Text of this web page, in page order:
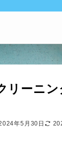
リーニ
年5月30日